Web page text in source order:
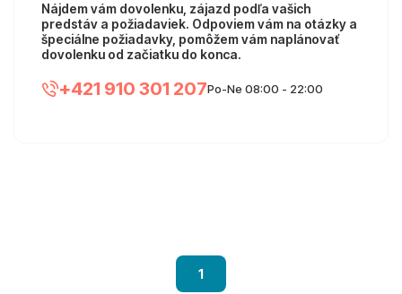
Nájdem vám dovolenku, zájazd podľa vašich
predstáv a požiadaviek. Odpoviem vám na otázky a
špeciálne požiadavky, pomôžem vám naplánovať
dovolenku od začiatku do konca.
+421 910 301 207Po-Ne 08:00 - 22:00
1